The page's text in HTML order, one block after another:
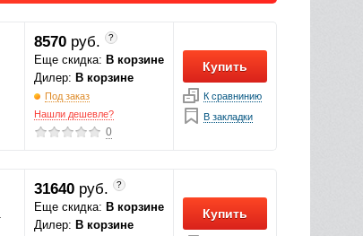
8570 руб. ?
Еще скидка: В корзине
Дилер: В корзине
Под заказ
Нашли дешевле?
0
Купить
К сравнинию
В закладки
31640 руб. ?
Еще скидка: В корзине
Дилер: В корзине
Купить